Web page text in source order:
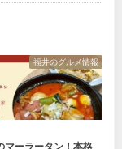
福井のグルメ情報
マーラータン！本格